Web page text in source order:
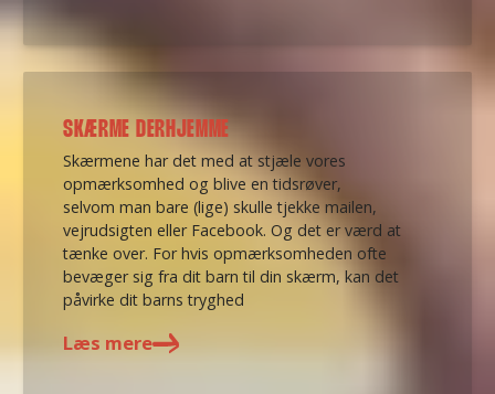
SKÆRME DERHJEMME
Skærmene har det med at stjæle vores
opmærksomhed og blive en tidsrøver,
selvom man bare (lige) skulle tjekke mailen,
vejrudsigten eller Facebook. Og det er værd at
tænke over. For hvis opmærksomheden ofte
bevæger sig fra dit barn til din skærm, kan det
påvirke dit barns tryghed
Læs mere